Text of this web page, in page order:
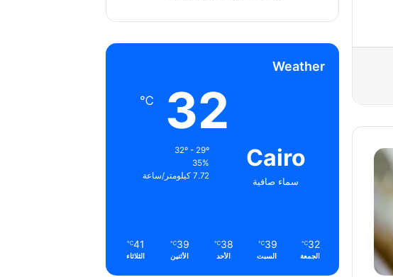
Weather
Cairo
سماء صافية
32
℃
32º - 29º
35%
7.72 كيلومتر/ساعة
32
℃
الجمعة
39
℃
السبت
38
℃
الأحد
39
℃
الأثنين
41
℃
الثلاثاء